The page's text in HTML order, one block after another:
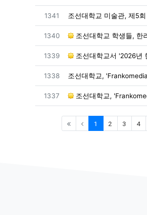
번호
1341 조선대학교 미술관, 제5
번호
1340 조선대학교 학생들, 한
번호
1339 조선대학교서 '2026년
번호
1338 조선대학교,
번호
1337 조선대학교,
1 (current)
2 3 4